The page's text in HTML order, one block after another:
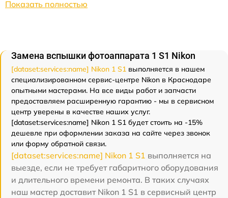
Показать полностью
Замена вспышки фотоаппарата 1 S1 Nikon
[dataset:services:name] Nikon 1 S1 выполняется в нашем
специализированном сервис-центре Nikon в Краснодаре
опытными мастерами. На все виды работ и запчасти
предоставляем расширенную гарантию - мы в сервисном
центр уверены в качестве наших услуг.
[dataset:services:name] Nikon 1 S1 будет стоить на -15%
дешевле при оформлении заказа на сайте через звонок
или форму обратной связи.
[dataset:services:name] Nikon 1 S1 выполняется на
выезде, если не требует габаритного оборудования
и длительного времени ремонта. В таких случаях
наш мастер доставит Nikon 1 S1 в сервисный центр